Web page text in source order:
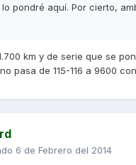
pondré aquí. Por cierto,
km y de serie que se
pasa de 115-116 a 9600
6 de Febrero del 2014